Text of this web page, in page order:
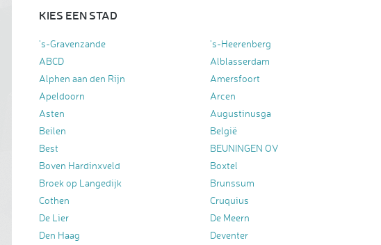
KIES EEN STAD
's-Gravenzande 's-Heerenberg
ABCD
Alblasserdam
Alphen aan den Rijn
Amersfoort
Apeldoorn
Arcen
Asten
Augustinusga
Beilen
België
Best
BEUNINGEN OV
Boven Hardinxveld
Boxtel
Broek op Langedijk
Brunssum
Cothen
Cruquius
De Lier
De Meern
Den Haag
Deventer